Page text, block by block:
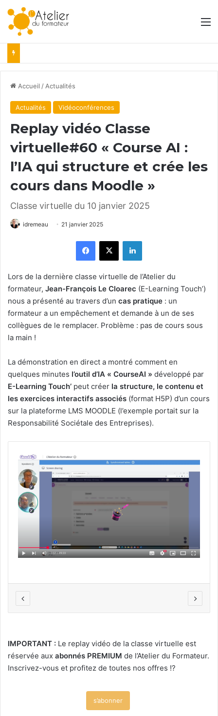
Accueil / Actualités
Actualités Vidéoconférences
Replay vidéo Classe
virtuelle#60 « Course AI :
l’IA qui structure et crée les
cours dans Moodle »
Classe virtuelle du 10 janvier 2025
idremeau 21 janvier 2025
Facebook
X Linkedin
Lors de la dernière classe virtuelle de l’Atelier du
formateur, Jean-François Le Cloarec (E-Learning Touch’)
nous a présenté au travers d’un cas pratique : un
formateur a un empêchement et demande à un de ses
collègues de le remplacer. Problème : pas de cours sous
la main !
La démonstration en direct a montré comment en
quelques minutes l’outil d’IA « CourseAI » développé par
E-Learning Touch’ peut créer la structure, le contenu et
les exercices interactifs associés (format H5P) d’un cours
sur la plateforme LMS MOODLE (l’exemple portait sur la
Responsabilité Sociétale des Entreprises).
IMPORTANT : Le replay vidéo de la classe virtuelle est
réservée aux abonnés PREMIUM de l’Atelier du Formateur.
Inscrivez-vous et profitez de toutes nos offres !?
s’abonner